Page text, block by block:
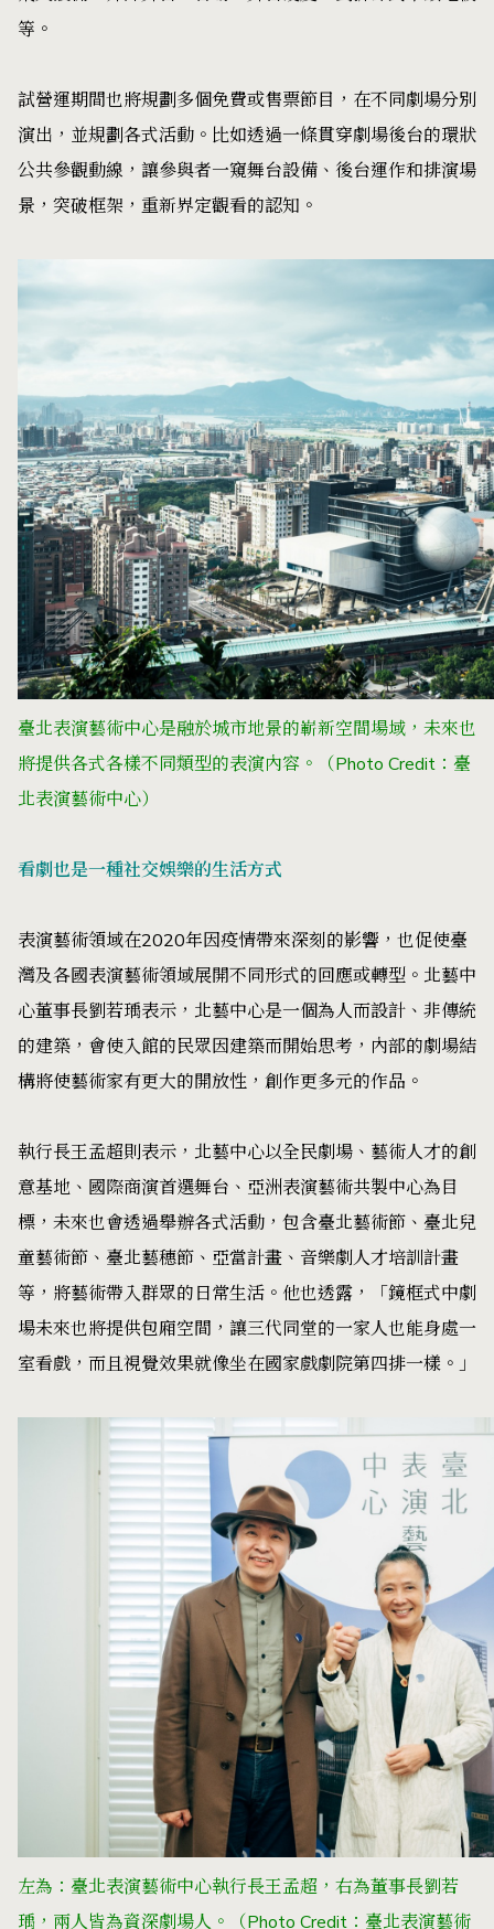
等。
試營運期間也將規劃多個免費或售票節目，在不同劇場分別
演出，並規劃各式活動。比如透過一條貫穿劇場後台的環狀
公共參觀動線，讓參與者一窺舞台設備、後台運作和排演場
景，突破框架，重新界定觀看的認知。
臺北表演藝術中心是融於城市地景的嶄新空間場域，未來也
將提供各式各樣不同類型的表演內容。（Photo Credit：臺
北表演藝術中心）
看劇也是一種社交娛樂的生活方式
表演藝術領域在2020年因疫情帶來深刻的影響，也促使臺
灣及各國表演藝術領域展開不同形式的回應或轉型。北藝中
心董事長劉若瑀表示，北藝中心是一個為人而設計、非傳統
的建築，會使入館的民眾因建築而開始思考，內部的劇場結
構將使藝術家有更大的開放性，創作更多元的作品。
執行長王孟超則表示，北藝中心以全民劇場、藝術人才的創
意基地、國際商演首選舞台、亞洲表演藝術共製中心為目
標，未來也會透過舉辦各式活動，包含臺北藝術節、臺北兒
童藝術節、臺北藝穗節、亞當計畫、音樂劇人才培訓計畫
等，將藝術帶入群眾的日常生活。他也透露，「鏡框式中劇
場未來也將提供包廂空間，讓三代同堂的一家人也能身處一
室看戲，而且視覺效果就像坐在國家戲劇院第四排一樣。」
左為：臺北表演藝術中心執行長王孟超，右為董事長劉若
瑀，兩人皆為資深劇場人。
（Photo Credit：臺北表演藝術